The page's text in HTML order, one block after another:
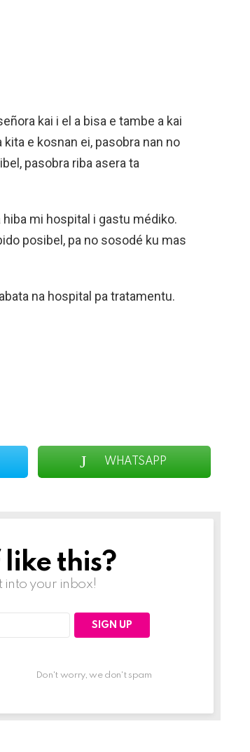
kai i el a bisa e tambe a kai
e kosnan ei, pasobra nan no
pasobra riba asera ta
mi hospital i gastu médiko.
posibel, pa no sosodé ku mas
na hospital pa tratamentu.
WHATSAPP
this?
into your inbox!
Don't worry, we don't spam